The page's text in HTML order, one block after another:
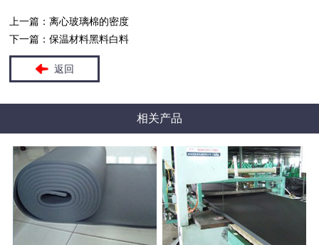
上一篇：离心玻璃棉的密度
下一篇：保温材料黑料白料
返回
相关产品